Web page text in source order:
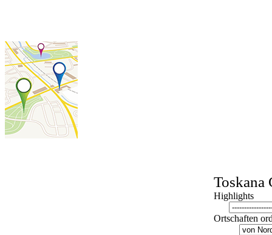
Toskana
Highlights
Ortschaften